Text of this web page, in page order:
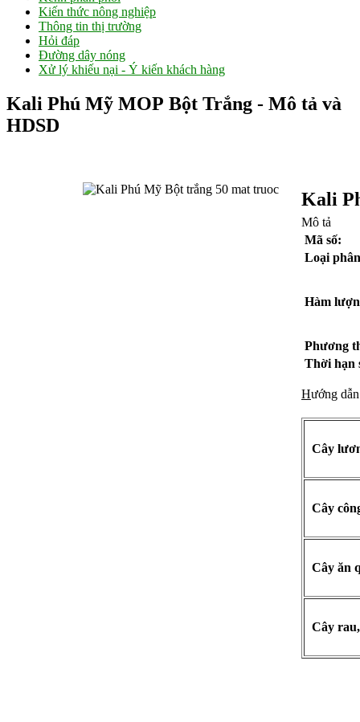
Kiến thức nông nghiệp
Thông tin thị trường
Hỏi đáp
Đường dây nóng
Xử lý khiếu nại - Ý kiến khách hàng
Kali Phú Mỹ MOP Bột Trắng - Mô tả và
HDSD
Kali
Mô tả
Mã số:
Loại
Hàm
Phương
Thời hạn
Hướng
Cây
Cây
Cây ăn
Cây